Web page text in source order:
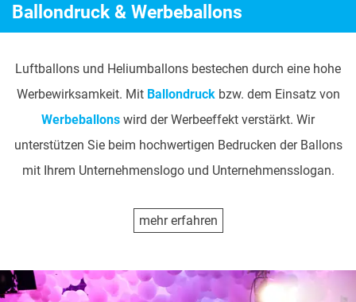
Ballondruck & Werbeballons
Luftballons und Heliumballons bestechen durch eine hohe
Werbewirksamkeit. Mit Ballondruckbzw. dem Einsatz von
Werbeballons wird der Werbeeffekt verstärkt. Wir
unterstützen Sie beim hochwertigen Bedrucken der Ballons
mit Ihrem Unternehmenslogo und Unternehmensslogan.
mehr erfahren